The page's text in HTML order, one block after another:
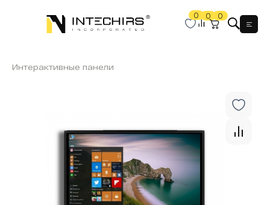
0 0 0
Интерактивные панели